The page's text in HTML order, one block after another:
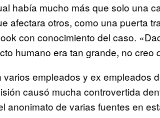
había mucho más que solo una
afectara otros, como una puerta
con conocimiento del caso.
humano era tan grande, no creo
varios empleados y ex empleados
causó mucha controvertida
anonimato de varias fuentes en